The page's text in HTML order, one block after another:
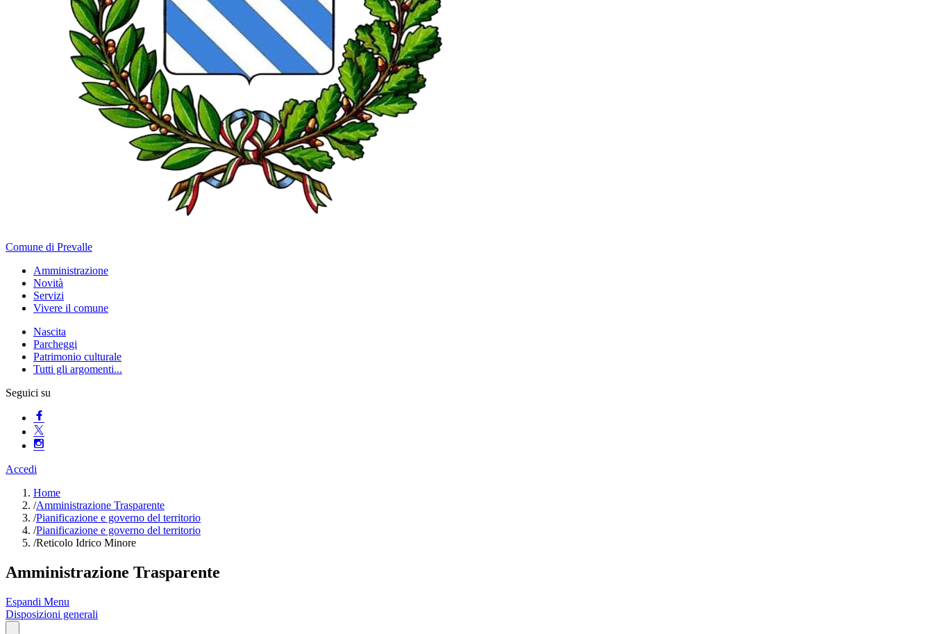
Comune di Prevalle
Amministrazione
Novità
Servizi
Vivere il comune
Nascita
Parcheggi
Patrimonio culturale
Tutti gli argomenti...
Seguici su
Accedi
Home
/Amministrazione Trasparente
/Pianificazione e governo del territorio
/Pianificazione e governo del territorio
/Reticolo Idrico Minore
Amministrazione Trasparente
Espandi Menu
Disposizioni generali